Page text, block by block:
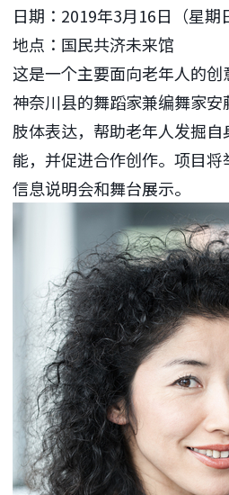
日期：2019年3月16日（星期
地点：国民共济未来馆
这是一个主要面向老年人的
神奈川县的舞蹈家兼编舞家
肢体表达，帮助老年人发掘
能，并促进合作创作。项目
信息说明会和舞台展示。